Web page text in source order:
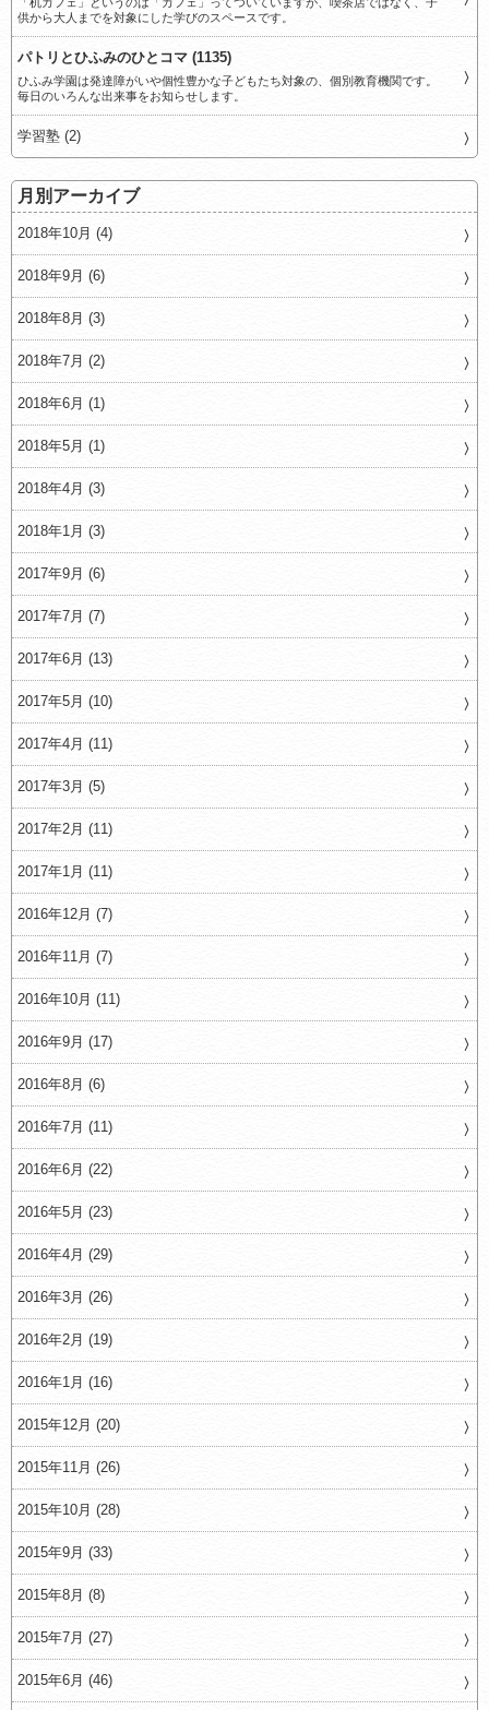
供から大人までを対象にした学びのスペースです。
パトリとひふみのひとコマ (1135)
ひふみ学園は発達障がいや個性豊かな子どもたち対象の、個別教育機関です。
毎日のいろんな出来事をお知らせします。
学習塾 (2)
月別アーカイブ
2018年10月 (4)
2018年9月 (6)
2018年8月 (3)
2018年7月 (2)
2018年6月 (1)
2018年5月 (1)
2018年4月 (3)
2018年1月 (3)
2017年9月 (6)
2017年7月 (7)
2017年6月 (13)
2017年5月 (10)
2017年4月 (11)
2017年3月 (5)
2017年2月 (11)
2017年1月 (11)
2016年12月 (7)
2016年11月 (7)
2016年10月 (11)
2016年9月 (17)
2016年8月 (6)
2016年7月 (11)
2016年6月 (22)
2016年5月 (23)
2016年4月 (29)
2016年3月 (26)
2016年2月 (19)
2016年1月 (16)
2015年12月 (20)
2015年11月 (26)
2015年10月 (28)
2015年9月 (33)
2015年8月 (8)
2015年7月 (27)
2015年6月 (46)